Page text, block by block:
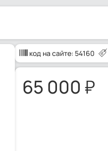
код на сайте: 54160
65 000